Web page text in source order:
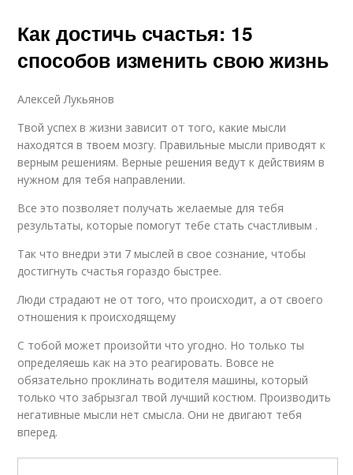
Как достичь счастья: 15
способов изменить свою жизнь
Алексей Лукьянов
Твой успех в жизни зависит от того, какие мысли
находятся в твоем мозгу. Правильные мысли приводят к
верным решениям. Верные решения ведут к действиям в
нужном для тебя направлении.
Все это позволяет получать желаемые для тебя
результаты, которые помогут тебе стать счастливым .
Так что внедри эти 7 мыслей в свое сознание, чтобы
достигнуть счастья гораздо быстрее.
Люди страдают не от того, что происходит, а от своего
отношения к происходящему
С тобой может произойти что угодно. Но только ты
определяешь как на это реагировать. Вовсе не
обязательно проклинать водителя машины, который
только что забрызгал твой лучший костюм. Производить
негативные мысли нет смысла. Они не двигают тебя
вперед.